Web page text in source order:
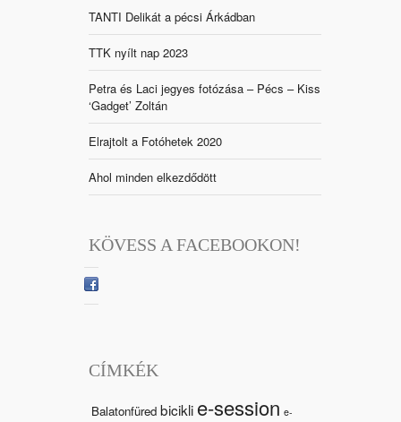
TANTI Delikát a pécsi Árkádban
TTK nyílt nap 2023
Petra és Laci jegyes fotózása – Pécs – Kiss
‘Gadget’ Zoltán
Elrajtolt a Fotóhetek 2020
Ahol minden elkezdődött
KÖVESS A FACEBOOKON!
CÍMKÉK
Balatonfüred bicikli e-session e-